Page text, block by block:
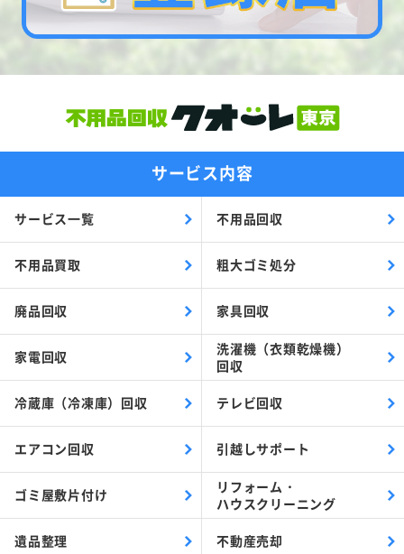
サービス内容
サービス一覧 不用品回収
不用品買取 粗大ゴミ処分
廃品回収 家具回収
家電回収
洗濯機（衣類乾燥機）
回収
冷蔵庫（冷凍庫）回収 テレビ回収
エアコン回収 引越しサポート
ゴミ屋敷片付け
リフォーム・
ハウスクリーニング
遺品整理 不動産売却